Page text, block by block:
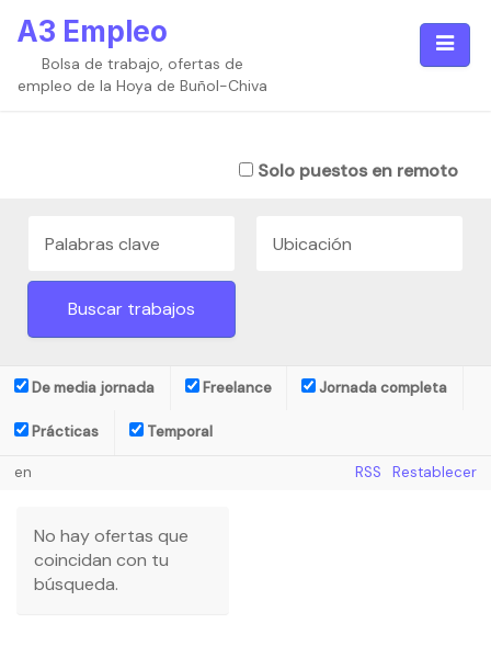
contenido
A3 Empleo
Bolsa de trabajo, ofertas de
empleo de la Hoya de Buñol-Chiva
Solo puestos en remoto
De media jornada Freelance Jornada completa
Prácticas Temporal
en Restablecer
RSS
No hay ofertas que
coincidan con tu
búsqueda.